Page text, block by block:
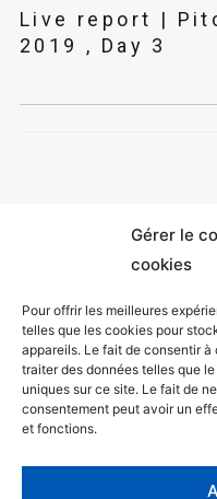
Gérer le
cookies
Pour offrir les meilleures
telles que les cookies pour
appareils. Le fait de consentir
traiter des données telles que
uniques sur ce site. Le fait de
consentement peut avoir un
et fonctions.
Live report |
2019 , Day 3
Mentions légales
Politique de